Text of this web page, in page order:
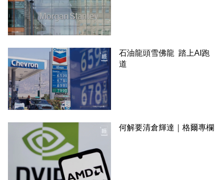
石油龍頭雪佛龍 踏上AI跑
道
何解要清倉輝達｜格爾專欄